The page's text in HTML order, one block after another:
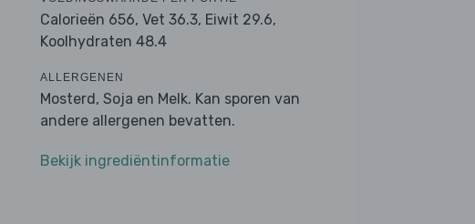
Calorieën 656, Vet 36.3, Eiwit 29.6,
Koolhydraten 48.4
ALLERGENEN
Mosterd, Soja en Melk. Kan sporen van
andere allergenen bevatten.
Bekijk ingrediëntinformatie